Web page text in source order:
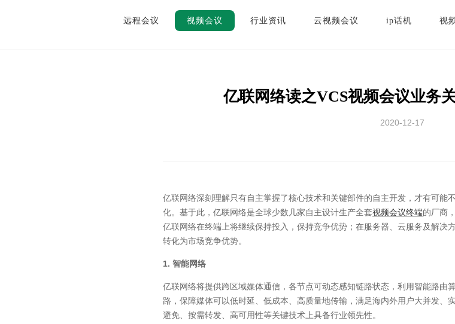
远程会议 视频会议 行业资讯 云视频会议 ip话机 视
亿联网络读之VCS视频会议业务
2020-12-17
亿联网络深刻理解只有自主掌握了核心技术和关键部件的自主开发，才有可能
化。基于此，亿联网络是全球少数几家自主设计生产全套视频会议终端的厂商
亿联网络在终端上将继续保持投入，保持竞争优势；在服务器、云服务及解决
转化为市场竞争优势。
1. 智能网络
亿联网络将提供跨区域媒体通信，各节点可动态感知链路状态，利用智能路由
路，保障媒体可以低时延、低成本、高质量地传输，满足海内外用户大并发、
避免、按需转发、高可用性等关键技术上具备行业领先性。